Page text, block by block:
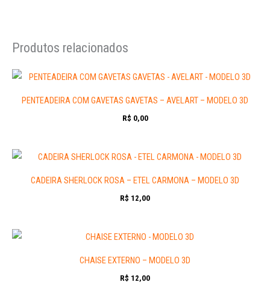
Produtos relacionados
PENTEADEIRA COM GAVETAS GAVETAS – AVELART – MODELO 3D
R$ 0,00
CADEIRA SHERLOCK ROSA – ETEL CARMONA – MODELO 3D
R$ 12,00
CHAISE EXTERNO – MODELO 3D
R$ 12,00